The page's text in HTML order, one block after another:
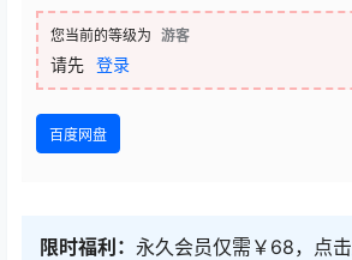
您当前的等级为 游客
请先 登录
百度网盘
限时福利： 永久会员仅需￥68，点击